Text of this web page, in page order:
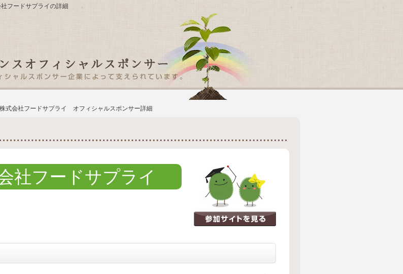
フードサプライの詳細
式会社フードサプライ オフィシャルスポンサー詳細
社フードサプライ